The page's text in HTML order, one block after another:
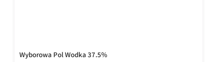
Wyborowa Pol Wodka 37.5%